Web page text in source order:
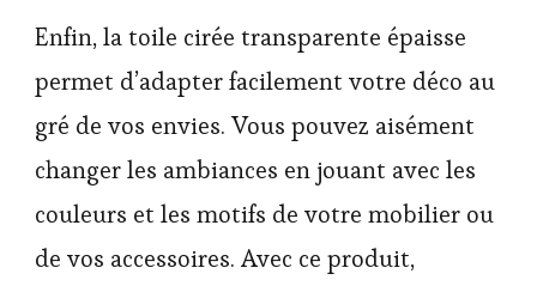
Enfin, la toile cirée transparente épaisse
permet d’adapter facilement votre déco au
gré de vos envies. Vous pouvez aisément
changer les ambiances en jouant avec les
couleurs et les motifs de votre mobilier ou
de vos accessoires. Avec ce produit,